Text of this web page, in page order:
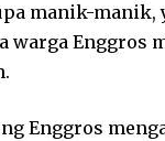
manik-
warga
Enggros